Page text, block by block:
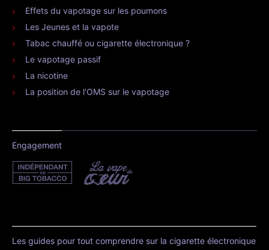
Effets du vapotage sur les poumons
Les Jeunes et la vapote
Tabac chauffé ou cigarette électronique ?
Le vapotage passif
La nicotine
La position de l’OMS sur le vapotage
Engagement
Les guides pour tout comprendre sur la cigarette électronique